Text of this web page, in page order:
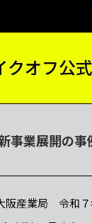
クオフ公式
事業展開の事
阪産業局 令和７